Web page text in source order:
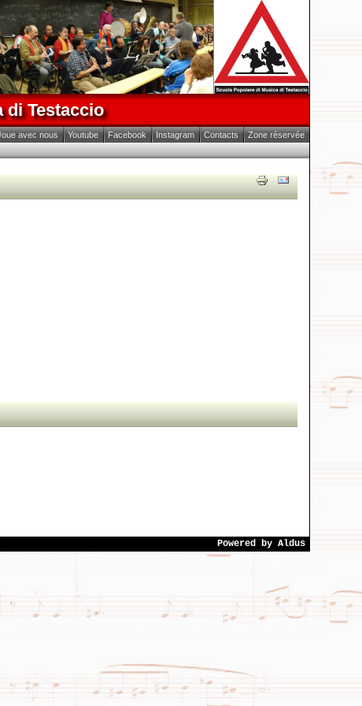
di Testaccio
avec nous Youtube Facebook Instagram Contacts
Zone réservée
Powered by Aldus